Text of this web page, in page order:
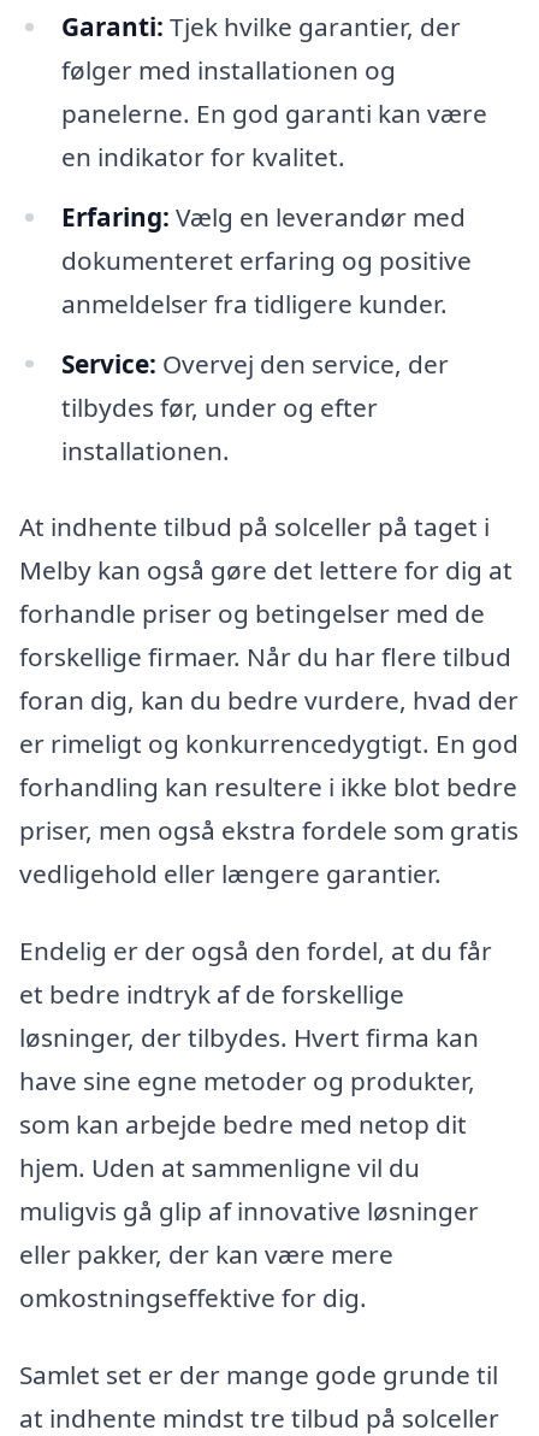
Garanti: Tjek hvilke garantier, der
følger med installationen og
panelerne. En god garanti kan være
en indikator for kvalitet.
Erfaring: Vælg en leverandør med
dokumenteret erfaring og positive
anmeldelser fra tidligere kunder.
Service: Overvej den service, der
tilbydes før, under og efter
installationen.
At indhente tilbud på solceller på taget i
Melby kan også gøre det lettere for dig at
forhandle priser og betingelser med de
forskellige firmaer. Når du har flere tilbud
foran dig, kan du bedre vurdere, hvad der
er rimeligt og konkurrencedygtigt. En god
forhandling kan resultere i ikke blot bedre
priser, men også ekstra fordele som gratis
vedligehold eller længere garantier.
Endelig er der også den fordel, at du får
et bedre indtryk af de forskellige
løsninger, der tilbydes. Hvert firma kan
have sine egne metoder og produkter,
som kan arbejde bedre med netop dit
hjem. Uden at sammenligne vil du
muligvis gå glip af innovative løsninger
eller pakker, der kan være mere
omkostningseffektive for dig.
Samlet set er der mange gode grunde til
at indhente mindst tre tilbud på solceller